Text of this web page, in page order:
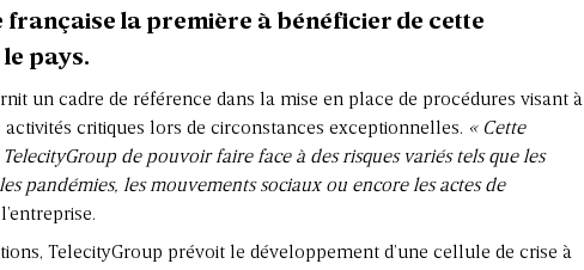
française la première à bénéficier de cette
pays.
un cadre de référence dans la mise en place de procédures visant à
critiques lors de circonstances exceptionnelles. « Cette
de pouvoir faire face à des risques variés tels que les
pandémies, les mouvements sociaux ou encore les actes de
TelecityGroup prévoit le développement d’une cellule de crise à